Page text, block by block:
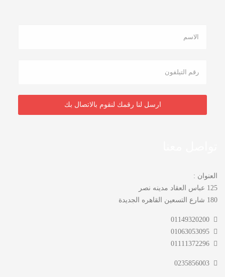
العنوان :
125 عباس العقاد مدينه نصر
180 شارع التسعين القاهره الجديدة